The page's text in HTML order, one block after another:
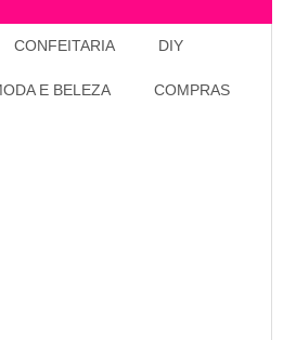
CONFEITARIA DIY
E BELEZA COMPRAS